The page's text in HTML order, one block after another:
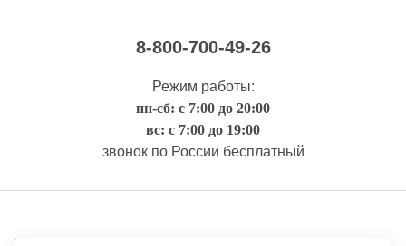
8-800-700-49-26
Режим работы:
пн-сб: с 7:00 до 20:00
вс: с 7:00 до 19:00
звонок по России бесплатный